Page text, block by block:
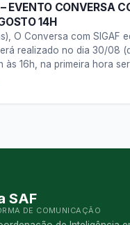
EVENTO CONVERSA
14H
O Conversa com SIGAF
realizado no dia 30/08
às 16h, na primeira hora
um tema recorrente que
SAF
DE COMUNICAÇÃO